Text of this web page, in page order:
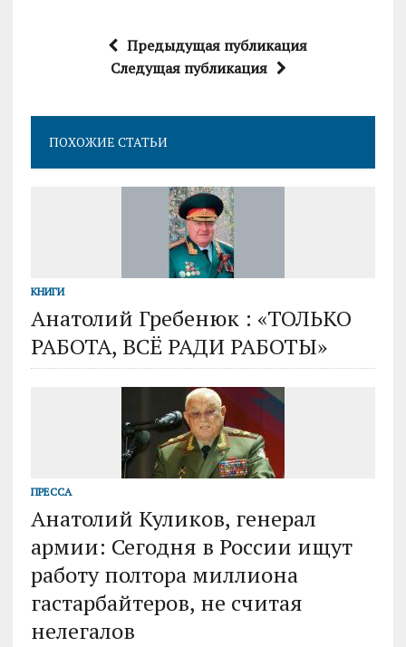
Предыдущая публикация
Следущая публикация
ПОХОЖИЕ СТАТЬИ
КНИГИ
Анатолий Гребенюк : «ТОЛЬКО
РАБОТА, ВСЁ РАДИ РАБОТЫ»
ПРЕССА
Анатолий Куликов, генерал
армии: Сегодня в России ищут
работу полтора миллиона
гастарбайтеров, не считая
нелегалов